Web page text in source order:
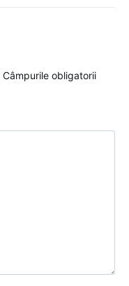
Câmpurile obligatorii